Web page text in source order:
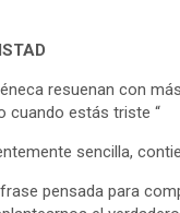
resuenan con
cuando estás triste “
sencilla,
pensada para